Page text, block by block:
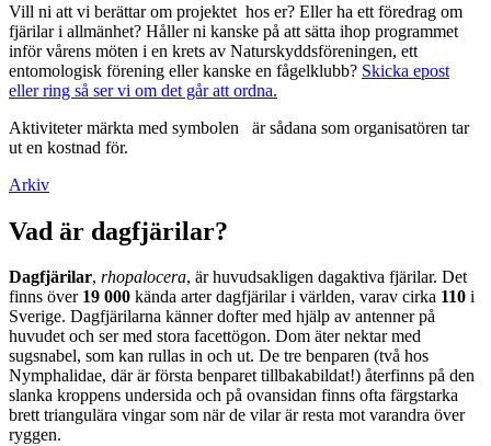
Vill ni att vi berättar om projektet hos er? Eller ha ett föredrag om
fjärilar i allmänhet? Håller ni kanske på att sätta ihop programmet
inför vårens möten i en krets av Naturskyddsföreningen, ett
entomologisk förening eller kanske en fågelklubb? Skicka epost
eller ring så ser vi om det går att ordna.
Aktiviteter märkta med symbolen
är sådana som organisatören tar
ut en kostnad för.
Arkiv
Vad är dagfjärilar?
Dagfjärilar, rhopalocera, är huvudsakligen dagaktiva fjärilar. Det
finns över 19 000 kända arter dagfjärilar i världen, varav cirka 110 i
Sverige. Dagfjärilarna känner dofter med hjälp av antenner på
huvudet och ser med stora facettögon. Dom äter nektar med
sugsnabel, som kan rullas in och ut. De tre benparen (två hos
Nymphalidae, där är första benparet tillbakabildat!) återfinns på den
slanka kroppens undersida och på ovansidan finns ofta färgstarka
brett triangulära vingar som när de vilar är resta mot varandra över
ryggen.